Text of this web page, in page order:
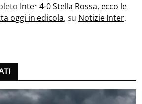
Inter 4-0 Stella Rossa, ecco le
oggi in edicola, su Notizie Inter.